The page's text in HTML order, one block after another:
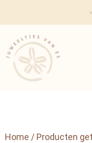
Home / Producten